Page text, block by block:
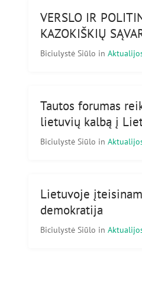
VERSLO IR
KAZOKIŠKIŲ
Biciulystė Siūlo in
Tautos forumas
lietuvių kalbą į
Biciulystė Siūlo in
Lietuvoje
demokratija
Biciulystė Siūlo in